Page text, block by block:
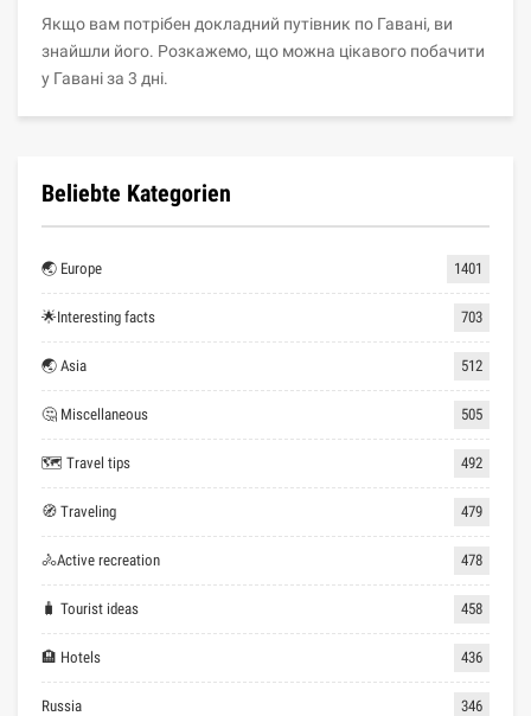
Якщо вам потрібен докладний путівник по Гавані, ви
знайшли його. Розкажемо, що можна цікавого побачити
у Гавані за 3 дні.
Beliebte Kategorien
🌏 Europe 1401
🌟Interesting facts 703
🌏 Asia 512
🤔 Miscellaneous 505
🗺 Travel tips 492
🧭 Traveling 479
🚴Active recreation 478
🧳 Tourist ideas 458
🏨 Hotels 436
Russia 346